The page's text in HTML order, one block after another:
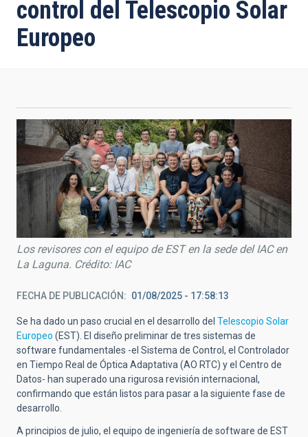
navegación
control del Telescopio Solar
Europeo
Los revisores con el equipo de EST en la sede del IAC en
La Laguna. Crédito: IAC
FECHA DE PUBLICACIÓN 01/08/2025 - 17:58:13
Se ha dado un paso crucial en el desarrollo del Telescopio Solar
Europeo (EST). El diseño preliminar de tres sistemas de
software fundamentales -el Sistema de Control, el Controlador
en Tiempo Real de Óptica Adaptativa (AO RTC) y el Centro de
Datos- han superado una rigurosa revisión internacional,
confirmando que están listos para pasar a la siguiente fase de
desarrollo.
A principios de julio, el equipo de ingeniería de software de EST